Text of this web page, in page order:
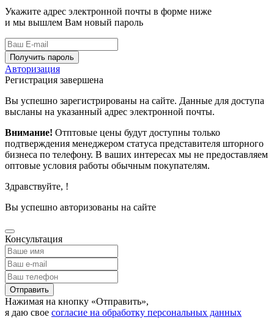
Укажите адрес электронной почты в форме ниже
и мы вышлем Вам новый пароль
Получить пароль
Авторизация
Регистрация завершена
Вы успешно зарегистрированы на сайте. Данные для доступа
высланы на указанный адрес электронной почты.
Внимание! Отптовые цены будут доступны только
подтверждения менеджером статуса представителя шторного
бизнеса по телефону. В ваших интересах мы не предоставляем
оптовые условия работы обычным покупателям.
Здравствуйте, !
Вы успешно авторизованы на сайте
Консультация
Отправить
Нажимая на кнопку «Отправить»,
я даю свое согласие на обработку персональных данных